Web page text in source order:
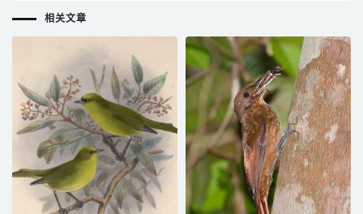
相关文章